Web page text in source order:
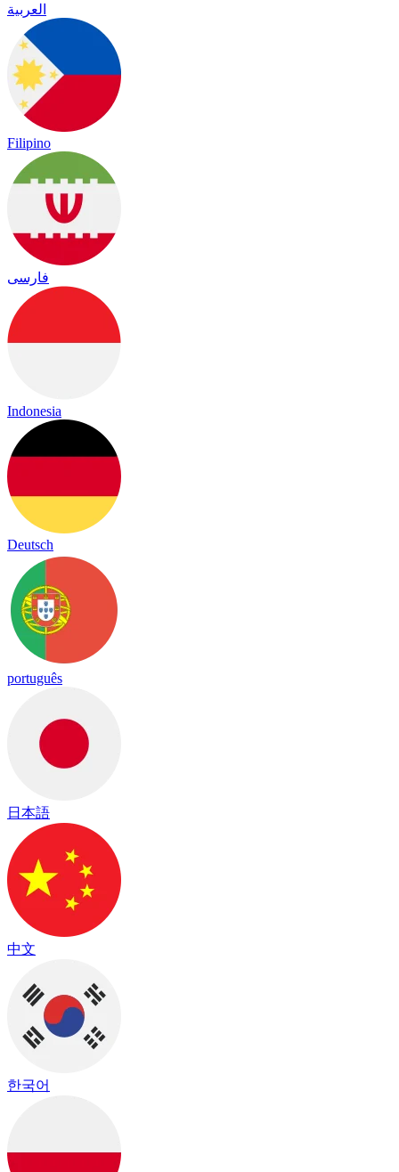
العربية
Filipino
فارسی
Indonesia
Deutsch
português
日本語
中文
한국어